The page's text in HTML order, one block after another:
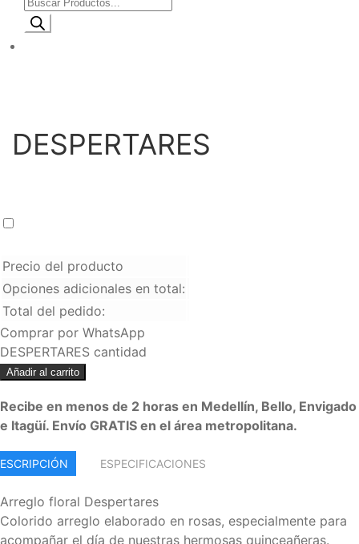
DESPERTARES
700 ml
Precio del producto
Opciones adicionales en total:
Total del pedido:
Comprar por WhatsApp
DESPERTARES cantidad
Añadir al carrito
Recibe en menos de 2 horas en Medellín, Bello, Envigado
e Itagüí. Envío GRATIS en el área metropolitana.
ESPECIFICACIONES
Arreglo floral Despertares
Colorido arreglo elaborado en rosas, especialmente para
acompañar el día de nuestras hermosas quinceañeras.